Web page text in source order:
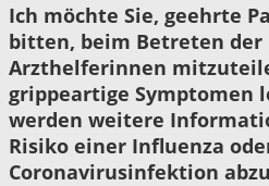
Ich möchte Sie, geehrte
bitten, beim Betreten der
Arzthelferinnen
grippeartige Symptomen
werden weitere
Risiko einer Influenza
Coronavirusinfektion